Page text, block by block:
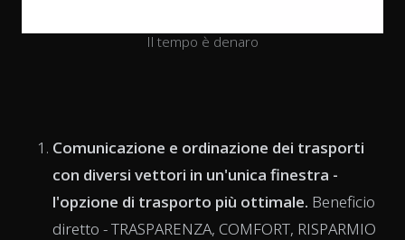
Il tempo è denaro
Comunicazione e ordinazione dei trasporti
con diversi vettori in un'unica finestra -
l'opzione di trasporto più ottimale. Beneficio
diretto - TRASPARENZA, COMFORT, RISPARMIO